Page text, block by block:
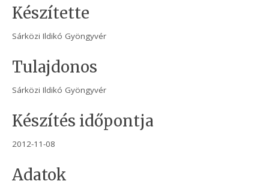
Készítette
Sárközi Ildikó Gyöngyvér
Tulajdonos
Sárközi Ildikó Gyöngyvér
Készítés időpontja
2012-11-08
Adatok